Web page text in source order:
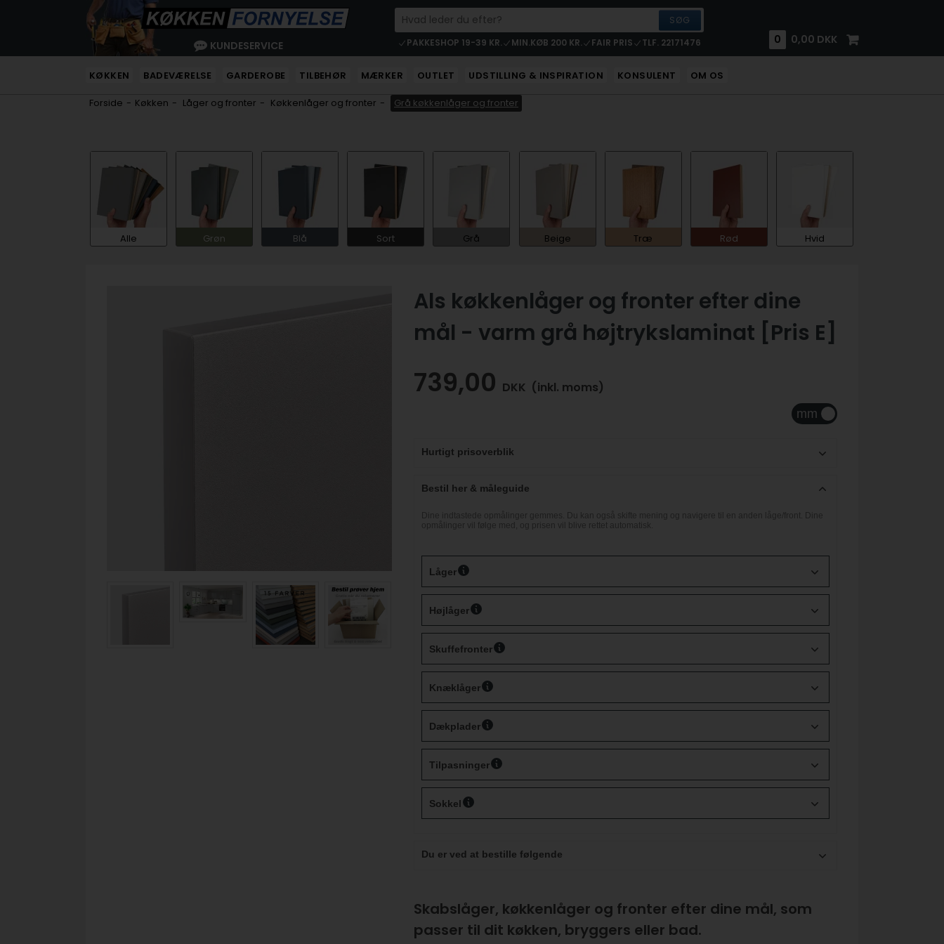
PAKKESHOP 19-39 KR. MIN.KØB 200 KR. FAIR PRIS TLF. 22171476
KUNDESERVICE 0 0,00 DKK
KØKKEN BADEVÆRELSE GARDEROBE TILBEHØR MÆRKER OUTLET UDSTILLING & INSPIRATION KONSULENT OM OS
Forside - Køkken - Låger og fronter - Køkkenlåger og fronter - Grå køkkenlåger og fronter
Alle Grøn Blå Sort Grå Beige Træ Rød Hvid
Als køkkenlåger og fronter efter dine
mål - varm grå højtrykslaminat [Pris E]
739,00 DKK (inkl. moms)
Hurtigt prisoverblik
Bestil her & måleguide
Dine indtastede opmålinger gemmes. Du kan også skifte mening og navigere til en anden låge/front. Dine
opmålinger vil følge med, og prisen vil blive rettet automatisk.
Låger
Højlåger
Skuffefronter
Knæklåger
Dækplader
Tilpasninger
Sokkel
Du er ved at bestille følgende
Skabslåger, køkkenlåger og fronter efter dine mål, som
passer til dit køkken, bryggers eller bad.